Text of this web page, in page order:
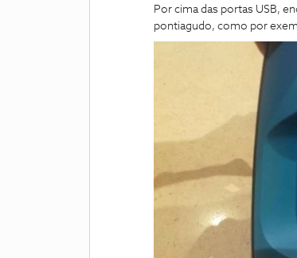
Por cima das portas USB,
pontiagudo, como por